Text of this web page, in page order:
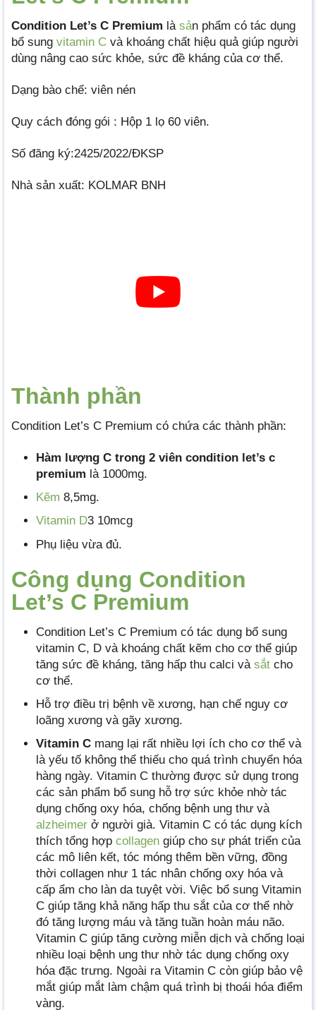
Condition Let’s C Premium là sản phẩm có tác dụng
bổ sung vitamin C và khoáng chất hiệu quả giúp người
dùng nâng cao sức khỏe, sức đề kháng của cơ thể.
Dạng bào chế: viên nén
Quy cách đóng gói : Hộp 1 lọ 60 viên.
Số đăng ký:2425/2022/ĐKSP
Nhà sản xuất: KOLMAR BNH
Thành phần
Condition Let’s C Premium có chứa các thành phần:
Hàm lượng C trong 2 viên condition let’s c
premium là 1000mg.
Kẽm 8,5mg.
Vitamin D3 10mcg
Phụ liệu vừa đủ.
Công dụng Condition
Let’s C Premium
Condition Let’s C Premium có tác dụng bổ sung
vitamin C, D và khoáng chất kẽm cho cơ thể giúp
tăng sức đề kháng, tăng hấp thu calci và sắt cho
cơ thể.
Hỗ trợ điều trị bệnh về xương, hạn chế nguy cơ
loãng xương và gãy xương.
Vitamin C mang lại rất nhiều lợi ích cho cơ thể và
là yếu tố không thể thiếu cho quá trình chuyển hóa
hàng ngày. Vitamin C thường được sử dụng trong
các sản phẩm bổ sung hỗ trợ sức khỏe nhờ tác
dụng chống oxy hóa, chống bệnh ung thư và
alzheimer ở người già. Vitamin C có tác dụng kích
thích tổng hợp collagen giúp cho sự phát triển của
các mô liên kết, tóc móng thêm bền vững, đồng
thời collagen như 1 tác nhân chống oxy hóa và
cấp ẩm cho làn da tuyệt vời. Việc bổ sung Vitamin
C giúp tăng khả năng hấp thu sắt của cơ thể nhờ
đó tăng lượng máu và tăng tuần hoàn máu não.
Vitamin C giúp tăng cường miễn dịch và chống loại
nhiều loại bệnh ung thư nhờ tác dụng chống oxy
hóa đặc trưng. Ngoài ra Vitamin C còn giúp bảo vệ
mắt giúp mắt làm chậm quá trình bị thoái hóa điểm
vàng.